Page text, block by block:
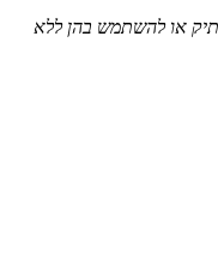
או להשתמש בהן ללא